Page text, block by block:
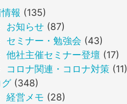
報 (135)
お知らせ(87)
セミナー・勉強会 (43)
他社主催セミナー登壇 (17)
コロナ関連・コロナ対策(11)
(348)
経営メモ (28)